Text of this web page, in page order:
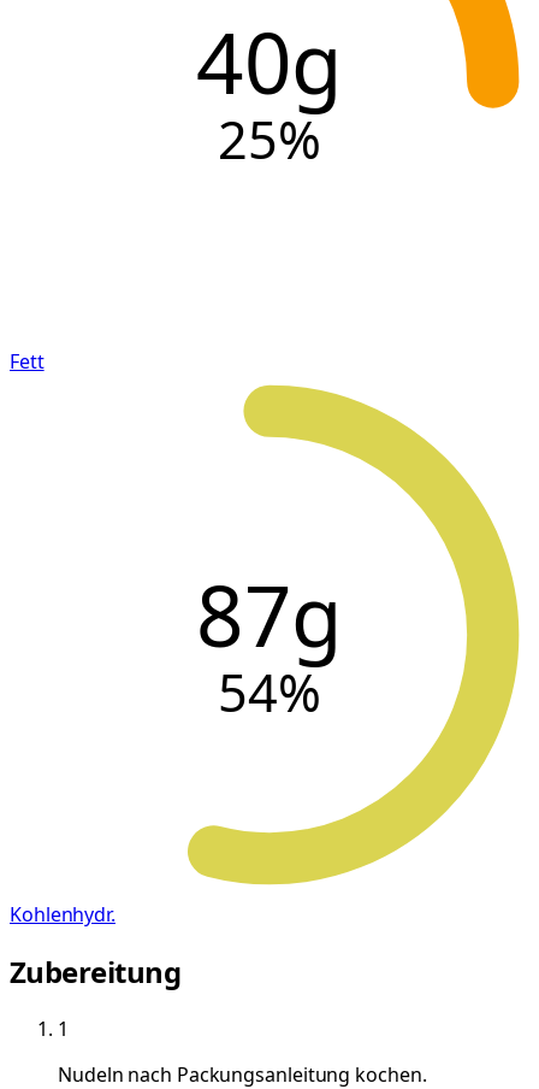
40g
25%
Fett
87g
54%
Kohlenhydr.
Zubereitung
1
Nudeln nach Packungsanleitung kochen.